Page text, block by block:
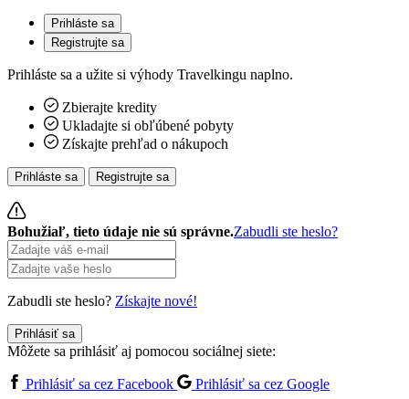
Prihláste sa
Registrujte sa
Prihláste sa a užite si výhody Travelkingu naplno.
Zbierajte kredity
Ukladajte si obľúbené pobyty
Získajte prehľad o nákupoch
Prihláste sa Registrujte sa
Bohužiaľ, tieto údaje nie sú správne.Zabudli ste heslo?
Zabudli ste heslo? Získajte nové!
Prihlásiť sa
Môžete sa prihlásiť aj pomocou sociálnej siete:
Prihlásiť sa cez Facebook
Prihlásiť sa cez Google